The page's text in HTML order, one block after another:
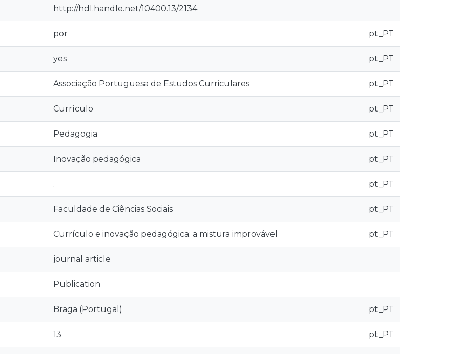
http://hdl.handle.net/10400.13/2134
por pt_PT
yes pt_PT
Associação Portuguesa de Estudos Curriculares pt_PT
Currículo pt_PT
Pedagogia pt_PT
Inovação pedagógica pt_PT
. pt_PT
Faculdade de Ciências Sociais pt_PT
Currículo e inovação pedagógica: a mistura improvável pt_PT
journal article
Publication
Braga (Portugal) pt_PT
13 pt_PT